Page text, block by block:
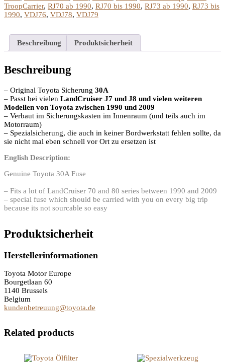
TroopCarrier, RJ70 ab 1990, RJ70 bis 1990, RJ73 ab 1990, RJ73 bis
1990, VDJ76, VDJ78, VDJ79
Beschreibung Produktsicherheit
Beschreibung
– Original Toyota Sicherung 30A
– Passt bei vielen LandCruiser J7 und J8 und vielen weiteren
Modellen von Toyota zwischen 1990 und 2009
– Verbaut im Sicherungskasten im Innenraum (und teils auch im
Motorraum)
– Spezialsicherung, die auch in keiner Bordwerkstatt fehlen sollte, da
sie nicht mal eben schnell vor Ort zu ersetzen ist
English Description:
Genuine Toyota 30A Fuse
– Fits a lot of LandCruiser 70 and 80 series between 1990 and 2009
– special fuse which should be carried with you on every big trip
because its not sourcable so easy
Produktsicherheit
Herstellerinformationen
Toyota Motor Europe
Bourgetlaan 60
1140 Brussels
Belgium
kundenbetreuung@toyota.de
Related products